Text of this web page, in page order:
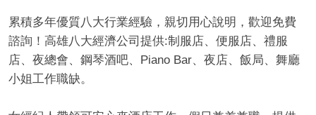
累積多年優質八大行業經驗，親切用心說明，歡迎免費
諮詢！高雄八大經濟公司提供:制服店、便服店、禮服
店、夜總會、鋼琴酒吧、Piano Bar、夜店、飯局、舞廳
小姐工作職缺。